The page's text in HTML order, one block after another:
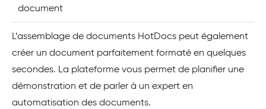
document
L’assemblage de documents HotDocs peut également
créer un document parfaitement formaté en quelques
secondes. La plateforme vous permet de planifier une
démonstration et de parler à un expert en
automatisation des documents.